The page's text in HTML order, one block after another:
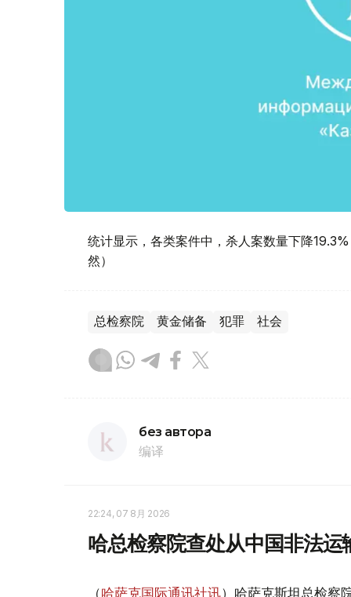
统计显示，各类案件中，杀人案数量下降
然）
总检察院 黄金储备 犯罪 社会
без автора
编译
22:24, 07 8月 2026
哈总检察院查处从中国非法
（哈萨克国际通讯社讯）哈萨克斯坦总检察